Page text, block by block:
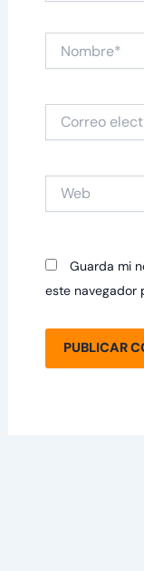
Correo
electrónico*
Guarda mi
este navegador